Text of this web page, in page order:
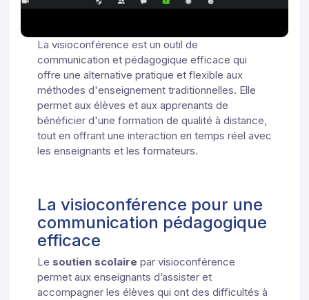
La visioconférence est un outil de
communication et pédagogique efficace qui
offre une alternative pratique et flexible aux
méthodes d'enseignement traditionnelles. Elle
permet aux élèves et aux apprenants de
bénéficier d'une formation de qualité à distance,
tout en offrant une interaction en temps réel avec
les enseignants et les formateurs.
La visioconférence pour une
communication pédagogique
efficace
Le soutien scolaire par visioconférence
permet aux enseignants d’assister et
accompagner les élèves qui ont des difficultés à